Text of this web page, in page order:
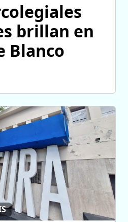
brillan en
Blanco